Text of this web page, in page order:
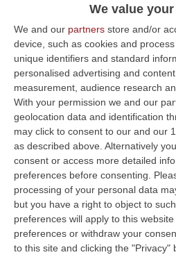
We value
We and our partners store and/or
device, such as cookies and
unique identifiers and standard
personalised advertising and
measurement, audience research
With your permission we and our
geolocation data and identification
may click to consent to our and our
as described above. Alternatively
consent or access more detailed
preferences before consenting.
processing of your personal data
but you have a right to object to
preferences will apply to this
preferences or withdraw your
to this site and clicking the "Privacy"
Clicca e segui “Corriere della
CATANZARO L’ufficio del
Zes Calabria, pur non
materia, ha bandito una